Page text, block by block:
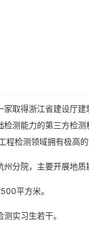
家取得浙江省建设厅
测能力的第三方检
检测领域拥有极高的
分院，主要开展地质
平方米。
实习生若干。